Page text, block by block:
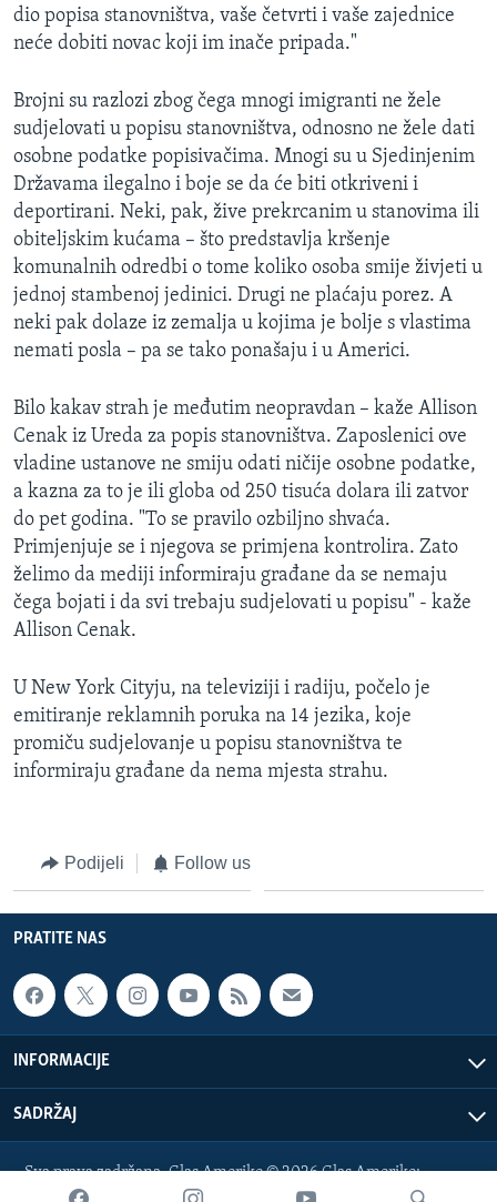
dio popisa stanovništva, vaše četvrti i vaše zajednice
neće dobiti novac koji im inače pripada."
Brojni su razlozi zbog čega mnogi imigranti ne žele
sudjelovati u popisu stanovništva, odnosno ne žele dati
osobne podatke popisivačima. Mnogi su u Sjedinjenim
Državama ilegalno i boje se da će biti otkriveni i
deportirani. Neki, pak, žive prekrcanim u stanovima ili
obiteljskim kućama – što predstavlja kršenje
komunalnih odredbi o tome koliko osoba smije živjeti u
jednoj stambenoj jedinici. Drugi ne plaćaju porez. A
neki pak dolaze iz zemalja u kojima je bolje s vlastima
nemati posla – pa se tako ponašaju i u Americi.
Bilo kakav strah je međutim neopravdan – kaže Allison
Cenak iz Ureda za popis stanovništva. Zaposlenici ove
vladine ustanove ne smiju odati ničije osobne podatke,
a kazna za to je ili globa od 250 tisuća dolara ili zatvor
do pet godina. "To se pravilo ozbiljno shvaća.
Primjenjuje se i njegova se primjena kontrolira. Zato
želimo da mediji informiraju građane da se nemaju
čega bojati i da svi trebaju sudjelovati u popisu" - kaže
Allison Cenak.
U New York Cityju, na televiziji i radiju, počelo je
emitiranje reklamnih poruka na 14 jezika, koje
promiču sudjelovanje u popisu stanovništva te
informiraju građane da nema mjesta strahu.
Podijeli Follow us
PRATITE NAS
INFORMACIJE
SADRŽAJ
Sva prava zadržana. Glas Amerike © 2026 Glas Amerike:
bosnian-service@voanews.com